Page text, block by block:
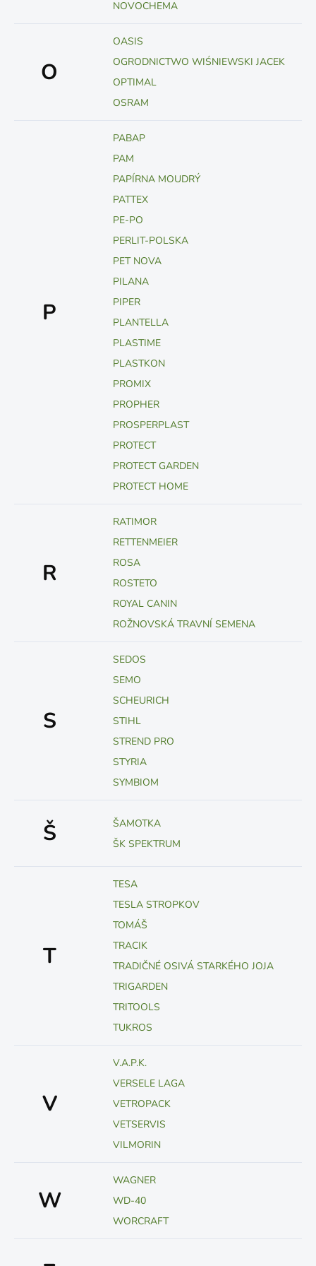
NOVOCHEMA
O
OASIS
OGRODNICTWO WIŚNIEWSKI JACEK
OPTIMAL
OSRAM
P
PABAP
PAM
PAPÍRNA MOUDRÝ
PATTEX
PE-PO
PERLIT-POLSKA
PET NOVA
PILANA
PIPER
PLANTELLA
PLASTIME
PLASTKON
PROMIX
PROPHER
PROSPERPLAST
PROTECT
PROTECT GARDEN
PROTECT HOME
R
RATIMOR
RETTENMEIER
ROSA
ROSTETO
ROYAL CANIN
ROŽNOVSKÁ TRAVNÍ SEMENA
S
SEDOS
SEMO
SCHEURICH
STIHL
STREND PRO
STYRIA
SYMBIOM
Š
ŠAMOTKA
ŠK SPEKTRUM
T
TESA
TESLA STROPKOV
TOMÁŠ
TRACIK
TRADIČNÉ OSIVÁ STARKÉHO JOJA
TRIGARDEN
TRITOOLS
TUKROS
V
V.A.P.K.
VERSELE LAGA
VETROPACK
VETSERVIS
VILMORIN
W
WAGNER
WD-40
WORCRAFT